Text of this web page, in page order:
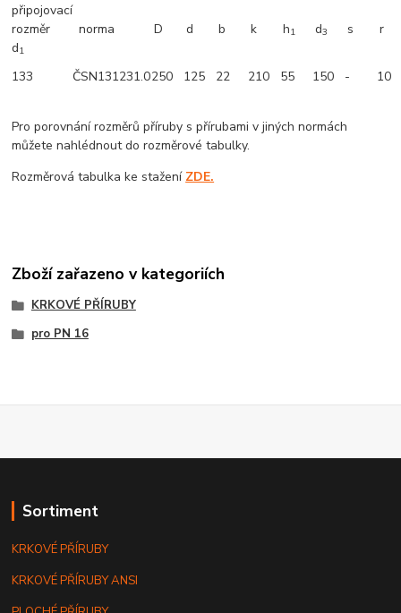
připojovací
rozměr
d1
norma D d b k h1 d3 s r
133 ČSN131231.0250 125 22 210 55 150 - 10
Pro porovnání rozměrů příruby s přírubami v jiných normách
můžete nahlédnout do rozměrové tabulky.
Rozměrová tabulka ke stažení ZDE.
Zboží zařazeno v kategoriích
KRKOVÉ PŘÍRUBY
pro PN 16
Sortiment
KRKOVÉ PŘÍRUBY
KRKOVÉ PŘÍRUBY ANSI